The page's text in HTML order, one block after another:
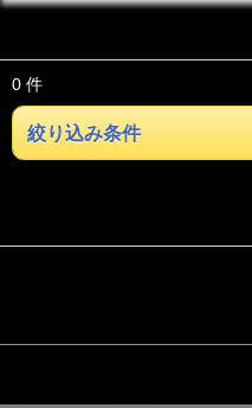
0 件
絞り込み条件